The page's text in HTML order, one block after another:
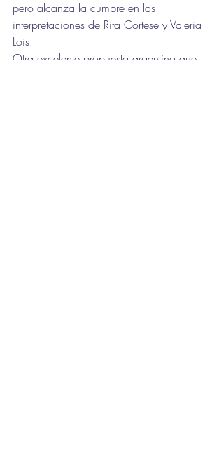
pero alcanza la cumbre en las
interpretaciones de Rita Cortese y Valeria
Lois.
Otra excelente propuesta argentina que